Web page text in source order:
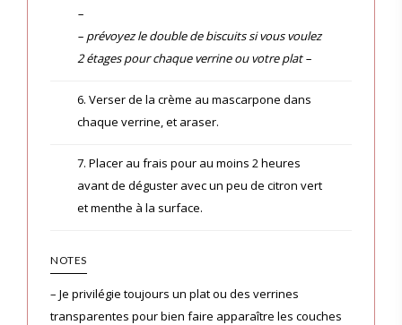
–
– prévoyez le double de biscuits si vous voulez
2 étages pour chaque verrine ou votre plat –
6. Verser de la crème au mascarpone dans
chaque verrine, et araser.
7. Placer au frais pour au moins 2 heures
avant de déguster avec un peu de citron vert
et menthe à la surface.
NOTES
– Je privilégie toujours un plat ou des verrines
transparentes pour bien faire apparaître les couches